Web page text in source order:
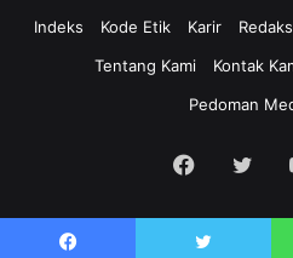
Indeks
Kode Etik Karir
Tentang Kami
Kontak
Pedoman